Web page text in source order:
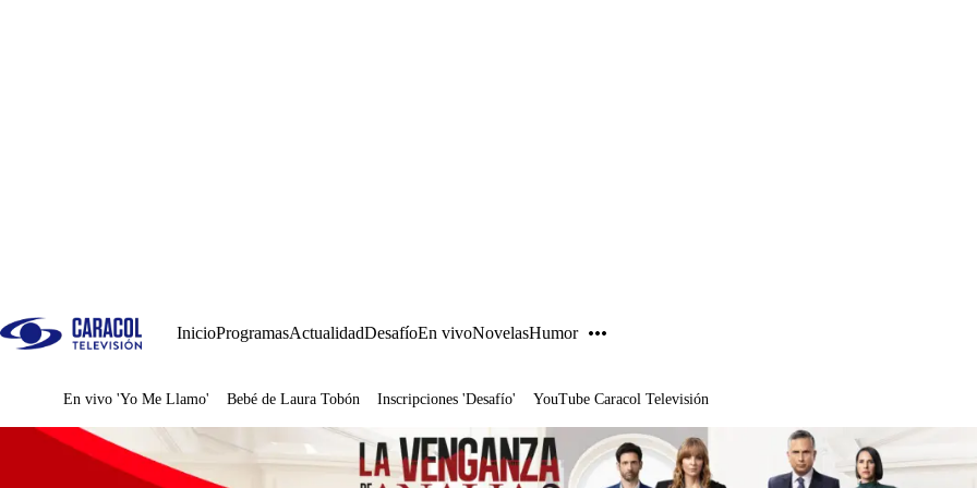
InicioProgramasActualidadDesafíoEn vivoNovelasHumor
Juegos
En vivo 'Yo Me Llamo' Bebé de Laura Tobón Inscripciones 'Desafío' YouTube Caracol Televisión